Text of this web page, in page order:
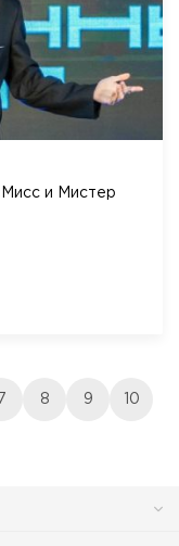
и Мистер
7 8 9 10